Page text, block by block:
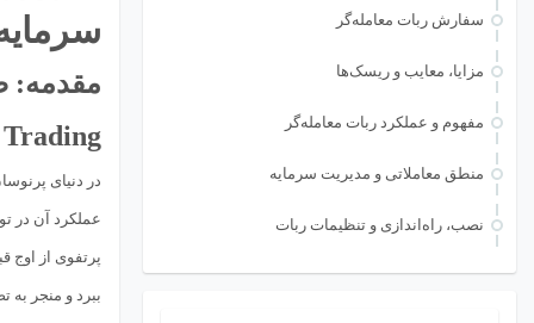
سفارش ربات معامله‌گر
مزایا، معایب و ریسک‌ها
مفهوم و عملکرد ربات معامله‌گر
منطق معاملاتی و مدیریت سرمایه
نصب، راه‌اندازی و تنظیمات ربات
مقدمه:
در دنیای
عملکرد آن در
پرتفوی از اوج
ببرد و منجر به